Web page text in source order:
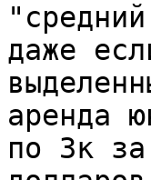
даже
аренда
по 3к